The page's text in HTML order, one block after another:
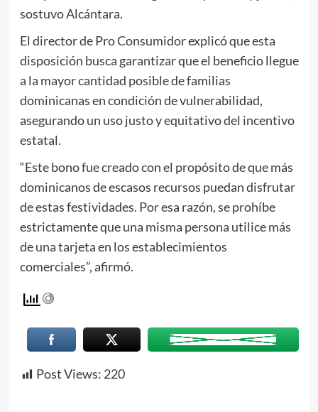
sostuvo Alcántara.
El director de Pro Consumidor explicó que esta
disposición busca garantizar que el beneficio llegue
a la mayor cantidad posible de familias
dominicanas en condición de vulnerabilidad,
asegurando un uso justo y equitativo del incentivo
estatal.
“Este bono fue creado con el propósito de que más
dominicanos de escasos recursos puedan disfrutar
de estas festividades. Por esa razón, se prohíbe
estrictamente que una misma persona utilice más
de una tarjeta en los establecimientos
comerciales”, afirmó.
Post Views: 220